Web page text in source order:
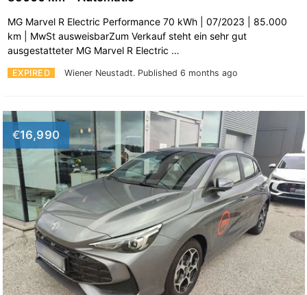
EXPIRED Wiener Neustadt. Published 6 months ago
MG Marvel R Electric Performance 70 kWh | 07/2023 | 85.000
km | MwSt ausweisbarZum Verkauf steht ein sehr gut
ausgestatteter MG Marvel R Electric …
€16,990